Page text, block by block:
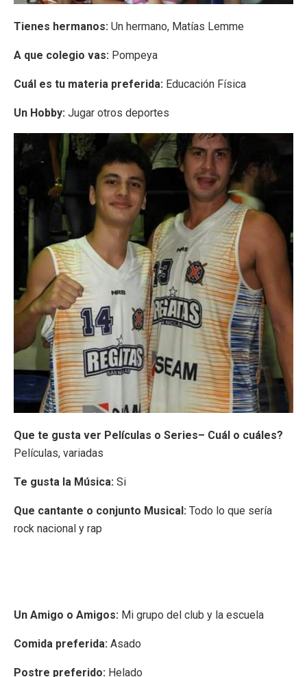
Tienes hermanos: Un hermano, Matías Lemme
A que colegio vas: Pompeya
Cuál es tu materia preferida: Educación Física
Un Hobby: Jugar otros deportes
Que te gusta ver Películas o Series– Cuál o cuáles?
Películas, variadas
Te gusta la Música: Si
Que cantante o conjunto Musical: Todo lo que sería
rock nacional y rap
Un Amigo o Amigos: Mi grupo del club y la escuela
Comida preferida: Asado
Postre preferido: Helado